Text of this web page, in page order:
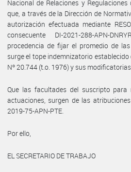
Nacional de Relaciones y
que, a través de la Dirección de
autorización efectuada mediante
consecuente DI-2021-288-APN-
procedencia de fijar el promedio de
surge el tope indemnizatorio
Nº 20.744 (t.o. 1976) y sus modificatorias.
Que las facultades del suscripto para
actuaciones, surgen de las
2019-75-APN-PTE.
Por ello,
EL SECRETARIO DE TRABAJO